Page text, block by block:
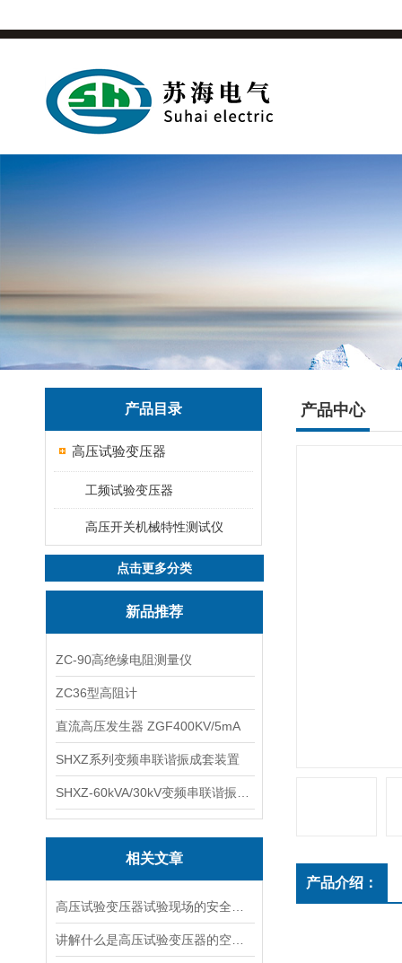
产品目录
高压试验变压器
工频试验变压器
高压开关机械特性测试仪
点击更多分类
新品推荐
ZC-90高绝缘电阻测量仪
ZC36型高阻计
直流高压发生器 ZGF400KV/5mA
SHXZ系列变频串联谐振成套装置
相关文章
产品中心
产品介绍：